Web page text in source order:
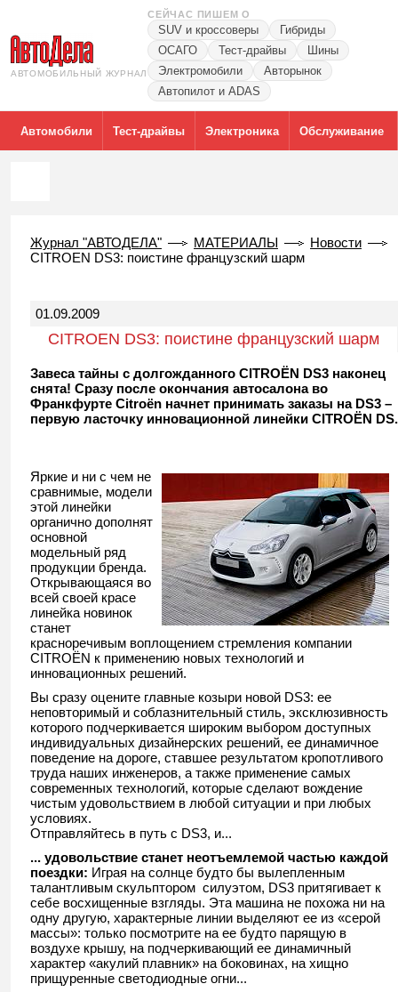
АВТОМОБИЛЬНЫЙ ЖУРНАЛ
СЕЙЧАС ПИШЕМ О
SUV и кроссоверы
Гибриды
ОСАГО
Тест-драйвы
Шины
Электромобили
Авторынок
Автопилот и ADAS
Автомобили Тест-драйвы Электроника Обслуживание
Журнал "АВТОДЕЛА" МАТЕРИАЛЫ
Новости
CITROEN DS3: поистине французский шарм
01.09.2009
CITROEN DS3: поистине французский шарм
Завеса тайны с долгожданного CITROËN DS3 наконец
снята! Сразу после окончания автосалона во
Франкфурте Citroёn начнет принимать заказы на DS3 –
первую ласточку инновационной линейки CITROËN DS.
Яркие и ни с чем не
сравнимые, модели
этой линейки
органично дополнят
основной
модельный ряд
продукции бренда.
Открывающаяся во
всей своей красе
линейка новинок
станет
красноречивым воплощением стремления компании
CITROËN к применению новых технологий и
инновационных решений.
Вы сразу оцените главные козыри новой DS3: ее
неповторимый и соблазнительный стиль, эксклюзивность
которого подчеркивается широким выбором доступных
индивидуальных дизайнерских решений, ее динамичное
поведение на дороге, ставшее результатом кропотливого
труда наших инженеров, а также применение самых
современных технологий, которые сделают вождение
чистым удовольствием в любой ситуации и при любых
условиях.
Отправляйтесь в путь с DS3, и...
... удовольствие станет неотъемлемой частью каждой
поездки: Играя на солнце будто бы вылепленным
талантливым скульптором силуэтом, DS3 притягивает к
себе восхищенные взгляды. Эта машина не похожа ни на
одну другую, характерные линии выделяют ее из «серой
массы»: только посмотрите на ее будто парящую в
воздухе крышу, на подчеркивающий ее динамичный
характер «акулий плавник» на боковинах, на хищно
прищуренные светодиодные огни...